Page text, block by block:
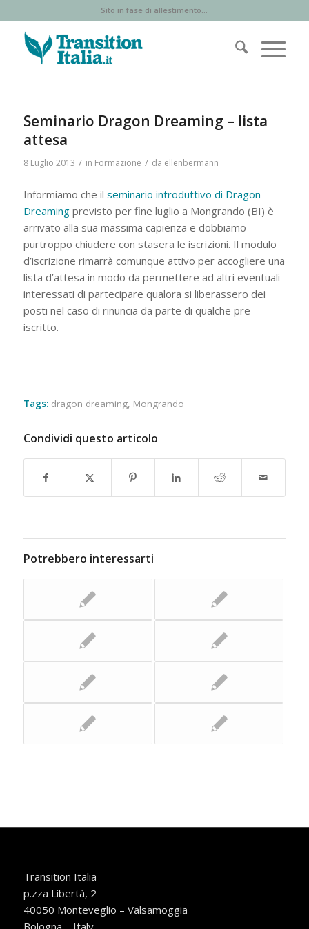
Sito in fase di allestimento...
Seminario Dragon Dreaming – lista
attesa
8 Luglio 2013 / in Formazione / da ellenbermann
Informiamo che il seminario introduttivo di Dragon
Dreaming previsto per fine luglio a Mongrando (BI) è
arrivato alla sua massima capienza e dobbiamo
purtroppo chiudere con stasera le iscrizioni. Il modulo
d’iscrizione rimarrà comunque attivo per accogliere una
lista d’attesa in modo da permettere ad altri eventuali
interessati di partecipare qualora si liberassero dei
posti nel caso di rinuncia da parte di qualche pre-
iscritto.
Tags: dragon dreaming, Mongrando
Condividi questo articolo
Potrebbero interessarti
Transition Italia
p.zza Libertà, 2
40050 Monteveglio – Valsamoggia
Bologna – Italy